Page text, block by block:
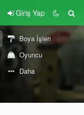
Giriş Yap
Boya İşleri
Oyuncu
Daha